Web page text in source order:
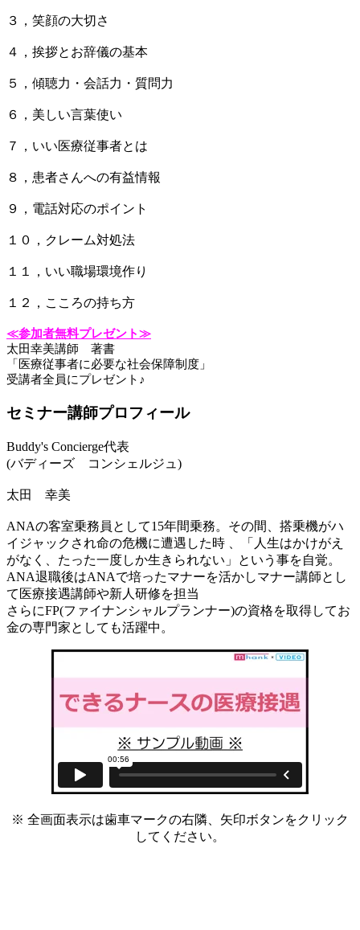
３，笑顔の大切さ
４，挨拶とお辞儀の基本
５，傾聴力・会話力・質問力
６，美しい言葉使い
７，いい医療従事者とは
８，患者さんへの有益情報
９，電話対応のポイント
１０，クレーム対処法
１１，いい職場環境作り
１２，こころの持ち方
≪参加者無料プレゼント≫
太田幸美講師 著書
「医療従事者に必要な社会保障制度」
受講者全員にプレゼント♪
セミナー講師プロフィール
Buddy's Concierge代表
(バディーズ コンシェルジュ)
太田 幸美
ANAの客室乗務員として15年間乗務。その間、搭乗機がハ
イジャックされ命の危機に遭遇した時 、「人生はかけがえ
がなく、たった一度しか生きられない」という事を自覚。
ANA退職後はANAで培ったマナーを活かしマナー講師とし
て医療接遇講師や新人研修を担当
さらにFP(ファイナンシャルプランナー)の資格を取得してお
金の専門家としても活躍中。
※ 全画面表示は歯車マークの右隣、矢印ボタンをクリック
してください。